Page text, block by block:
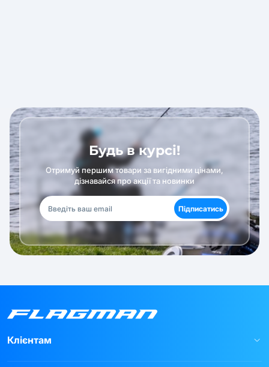
Будь в курсі!
Отримуй першим товари за вигідними цінами,
дізнавайся про акції та новинки
Підписатись
Клієнтам